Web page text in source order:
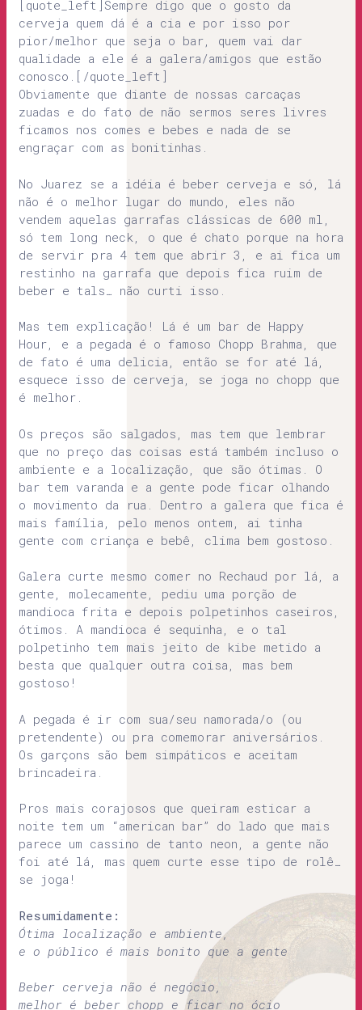
[quote_left]Sempre digo que o gosto da
cerveja quem dá é a cia e por isso por
pior/melhor que seja o bar, quem vai dar
qualidade a ele é a galera/amigos que estão
conosco.[/quote_left]
Obviamente que diante de nossas carcaças
zuadas e do fato de não sermos seres livres
ficamos nos comes e bebes e nada de se
engraçar com as bonitinhas.
No Juarez se a idéia é beber cerveja e só, lá
não é o melhor lugar do mundo, eles não
vendem aquelas garrafas clássicas de 600 ml,
só tem long neck, o que é chato porque na hora
de servir pra 4 tem que abrir 3, e ai fica um
restinho na garrafa que depois fica ruim de
beber e tals… não curti isso.
Mas tem explicação! Lá é um bar de Happy
Hour, e a pegada é o famoso Chopp Brahma, que
de fato é uma delicia, então se for até lá,
esquece isso de cerveja, se joga no chopp que
é melhor.
Os preços são salgados, mas tem que lembrar
que no preço das coisas está também incluso o
ambiente e a localização, que são ótimas. O
bar tem varanda e a gente pode ficar olhando
o movimento da rua. Dentro a galera que fica é
mais família, pelo menos ontem, ai tinha
gente com criança e bebê, clima bem gostoso.
Galera curte mesmo comer no Rechaud por lá, a
gente, molecamente, pediu uma porção de
mandioca frita e depois polpetinhos caseiros,
ótimos. A mandioca é sequinha, e o tal
polpetinho tem mais jeito de kibe metido a
besta que qualquer outra coisa, mas bem
gostoso!
A pegada é ir com sua/seu namorada/o (ou
pretendente) ou pra comemorar aniversários.
Os garçons são bem simpáticos e aceitam
brincadeira.
Pros mais corajosos que queiram esticar a
noite tem um “american bar” do lado que mais
parece um cassino de tanto neon, a gente não
foi até lá, mas quem curte esse tipo de rolê…
se joga!
Resumidamente:
Ótima localização e ambiente,
e o público é mais bonito que a gente
Beber cerveja não é negócio,
melhor é beber chopp e ficar no ócio